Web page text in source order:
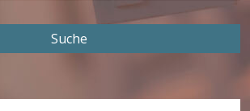
Suche